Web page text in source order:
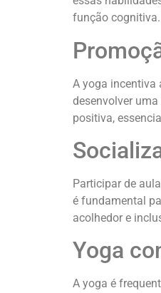
função
A yoga incentiva
desenvolver
positiva,
Participar de
é fundamental
acolhedor e
Yoga
A yoga é